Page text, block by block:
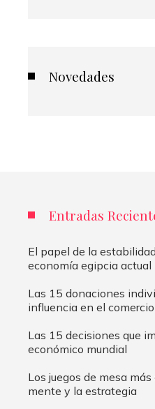
Novedades
Entradas
El papel de la
economía egipcia actual
Las 15 donaciones
influencia en el
Las 15 decisiones que
económico mundial
Los juegos de mesa
mente y la estrategia